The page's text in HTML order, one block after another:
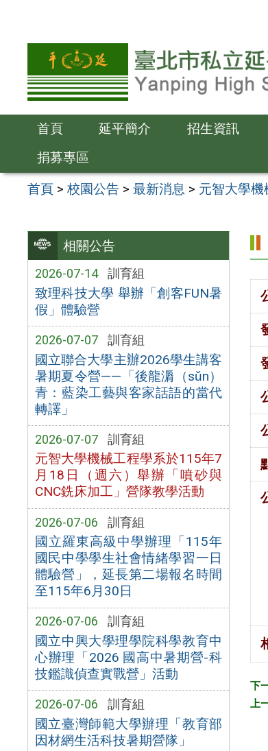
容
首頁 延平簡介 招生資訊
捐募專區
首頁 >校園公告 >最新消息 > 元智大學
相關公告
2026-07-14 訓育組
致理科技大學 舉辦「創客FUN暑
假」體驗營
2026-07-07 訓育組
國立聯合大學主辦2026學生講客
暑期夏令營——「後龍漘（sǔn）
青：藍染工藝與客家話語的當代
轉譯」
2026-07-07 訓育組
元智大學機械工程學系於115年7
月18日（週六）舉辦「噴砂與
CNC銑床加工」營隊教學活動
2026-07-06 訓育組
國立羅東高級中學辦理「115年
國民中學學生社會情緒學習一日
體驗營」，延長第二場報名時間
至115年6月30日
2026-07-06 訓育組
國立中興大學理學院科學教育中
心辦理「2026 國高中暑期營-科
技鑑識偵查實戰營」活動
2026-07-06 訓育組
國立臺灣師範大學辦理「教育部
因材網生活科技暑期營隊」